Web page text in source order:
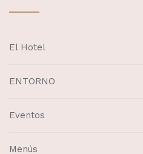
El Hotel
ENTORNO
Eventos
Menús